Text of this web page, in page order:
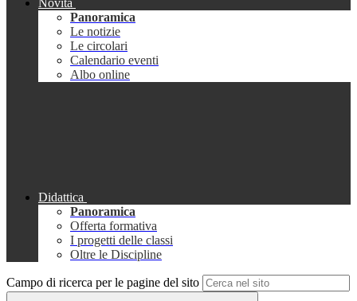
Novità
Panoramica
Le notizie
Le circolari
Calendario eventi
Albo online
Didattica
Panoramica
Offerta formativa
I progetti delle classi
Oltre le Discipline
Campo di ricerca per le pagine del sito